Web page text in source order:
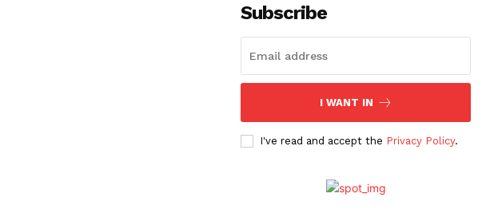
Subscribe
I WANT IN
I've read and accept the Privacy Policy.